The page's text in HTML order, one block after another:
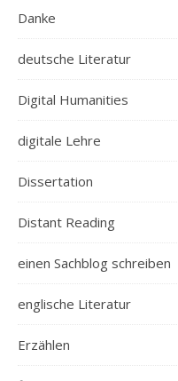
Danke
deutsche Literatur
Digital Humanities
digitale Lehre
Dissertation
Distant Reading
einen Sachblog schreiben
englische Literatur
Erzählen